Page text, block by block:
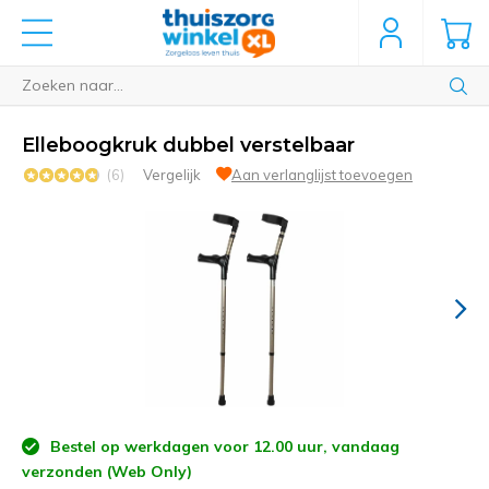
Elleboogkruk dubbel verstelbaar
(6) Vergelijk Aan verlanglijst toevoegen
Bestel op werkdagen voor 12.00 uur, vandaag
verzonden (Web Only)